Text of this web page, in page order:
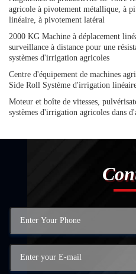
agricole à pivotement métallique, à
linéaire, à pivotement latéral
2000 KG Machine à déplacement
surveillance à distance pour une
systèmes d'irrigation agricoles
Centre d'équipement de machines
Side Roll Système d'irrigation
Moteur et boîte de vitesses,
systèmes d'irrigation agricoles dans